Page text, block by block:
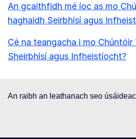
An gcaithfidh mé íoc as mo
haghaidh Seirbhísí agus
Cé na teangacha i mo Chúntóir
Sheirbhísí agus Infheistíocht?
An raibh an leathanach seo